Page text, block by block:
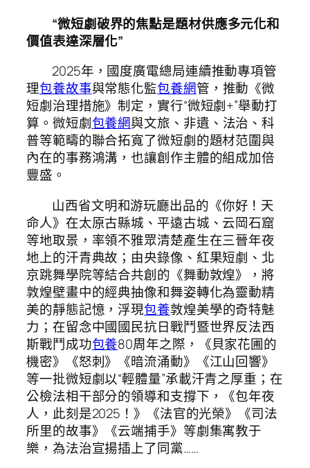
“微短劇破界的焦點是題材供應多元化和
價值表達深層化”
2025年，國度廣電總局連續推動專項管
理包養故事與常態化監包養網管，推動《微
短劇治理措施》制定，實行“微短劇+”舉動打
算。微短劇包養網與文旅、非遺、法治、科
普等範疇的聯合拓寬了微短劇的題材范圍與
內在的事務鴻溝，也讓創作主體的組成加倍
豐盛。
山西省文明和游玩廳出品的《你好！天
命人》在太原古縣城、平遠古城、云岡石窟
等地取景，率領不雅眾清楚產生在三晉年夜
地上的汗青典故；由央錄像、紅果短劇、北
京跳舞學院等結合共創的《舞動敦煌》，將
敦煌壁畫中的經典抽像和舞姿轉化為靈動精
美的靜態記憶，浮現包養敦煌美學的奇特魅
力；在留念中國國民抗日戰鬥暨世界反法西
斯戰鬥成功包養80周年之際，《貝家花圃的
機密》《怒刺》《暗流涌動》《江山回響》
等一批微短劇以“輕體量”承載汗青之厚重；在
公檢法相干部分的領導和支撐下，《包年夜
人，此刻是2025！》《法官的光榮》《司法
所里的故事》《云端捕手》等劇集寓教于
樂，為法治宣揚插上了同黨……